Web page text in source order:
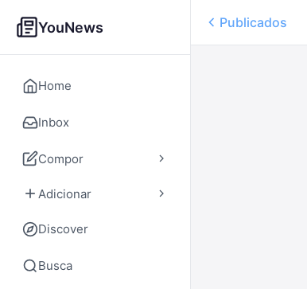
YouNews
Home
Inbox
Compor
Adicionar
Discover
Busca
Publicados